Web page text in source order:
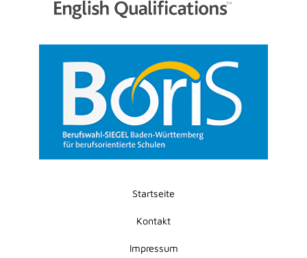
Startseite
Kontakt
Impressum